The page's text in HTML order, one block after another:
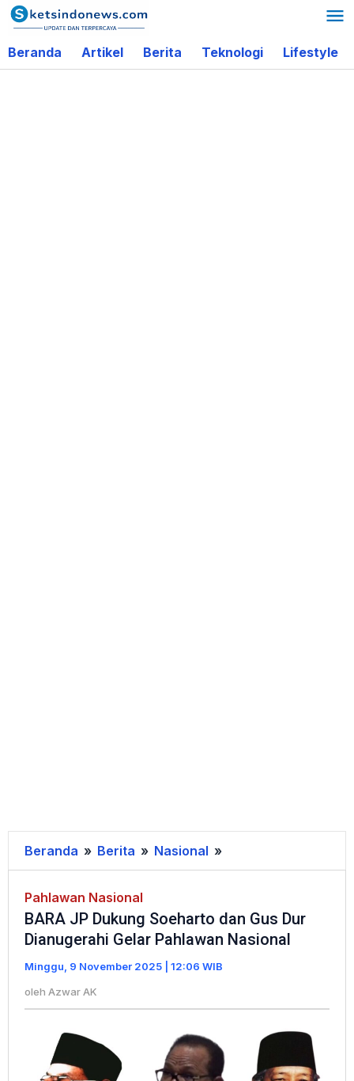
Lewati
ke
konten
Beranda Artikel Berita Teknologi Lifestyle
Beranda » Berita » Nasional »
JP
Soeharto
dan
Dianugerahi
Pahlawan
Nasional
Pahlawan Nasional
BARA JP Dukung Soeharto dan Gus Dur
Dianugerahi Gelar Pahlawan Nasional
Minggu, 9 November 2025 | 12:06 WIB
oleh Azwar AK